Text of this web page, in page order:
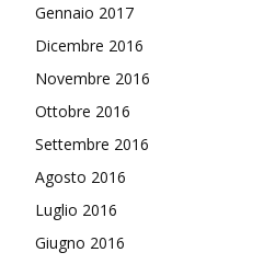
Gennaio 2017
Dicembre 2016
Novembre 2016
Ottobre 2016
Settembre 2016
Agosto 2016
Luglio 2016
Giugno 2016